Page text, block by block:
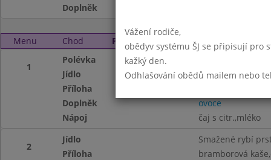
Doplněk
Menu Chod Pondělí 5. 11. 2007
1
Polévka
Jídlo
Makedon.tokáň z
Příloha
Doplněk
ovoce
Nápoj
čaj s citr.,mléko
2
Jídlo
Smažené rybí
Příloha
bramborová
Vážení rodiče,
obědyv systému ŠJ se připisují pro
kažký den.
Odhlašování obědů mailem nebo